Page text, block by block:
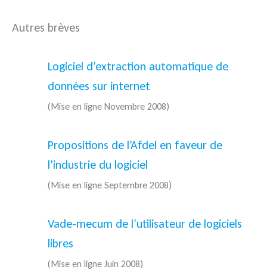
Autres brèves
Logiciel d’extraction automatique de
données sur internet
(Mise en ligne Novembre 2008)
Propositions de l’Afdel en faveur de
l’industrie du logiciel
(Mise en ligne Septembre 2008)
Vade-mecum de l’utilisateur de logiciels
libres
(Mise en ligne Juin 2008)